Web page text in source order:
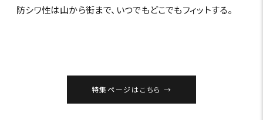
防シワ性は山から街まで、いつでもどこでもフィットする。
特集ページはこちら